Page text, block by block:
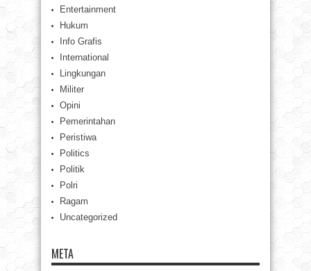
Entertainment
Hukum
Info Grafis
International
Lingkungan
Militer
Opini
Pemerintahan
Peristiwa
Politics
Politik
Polri
Ragam
Uncategorized
META